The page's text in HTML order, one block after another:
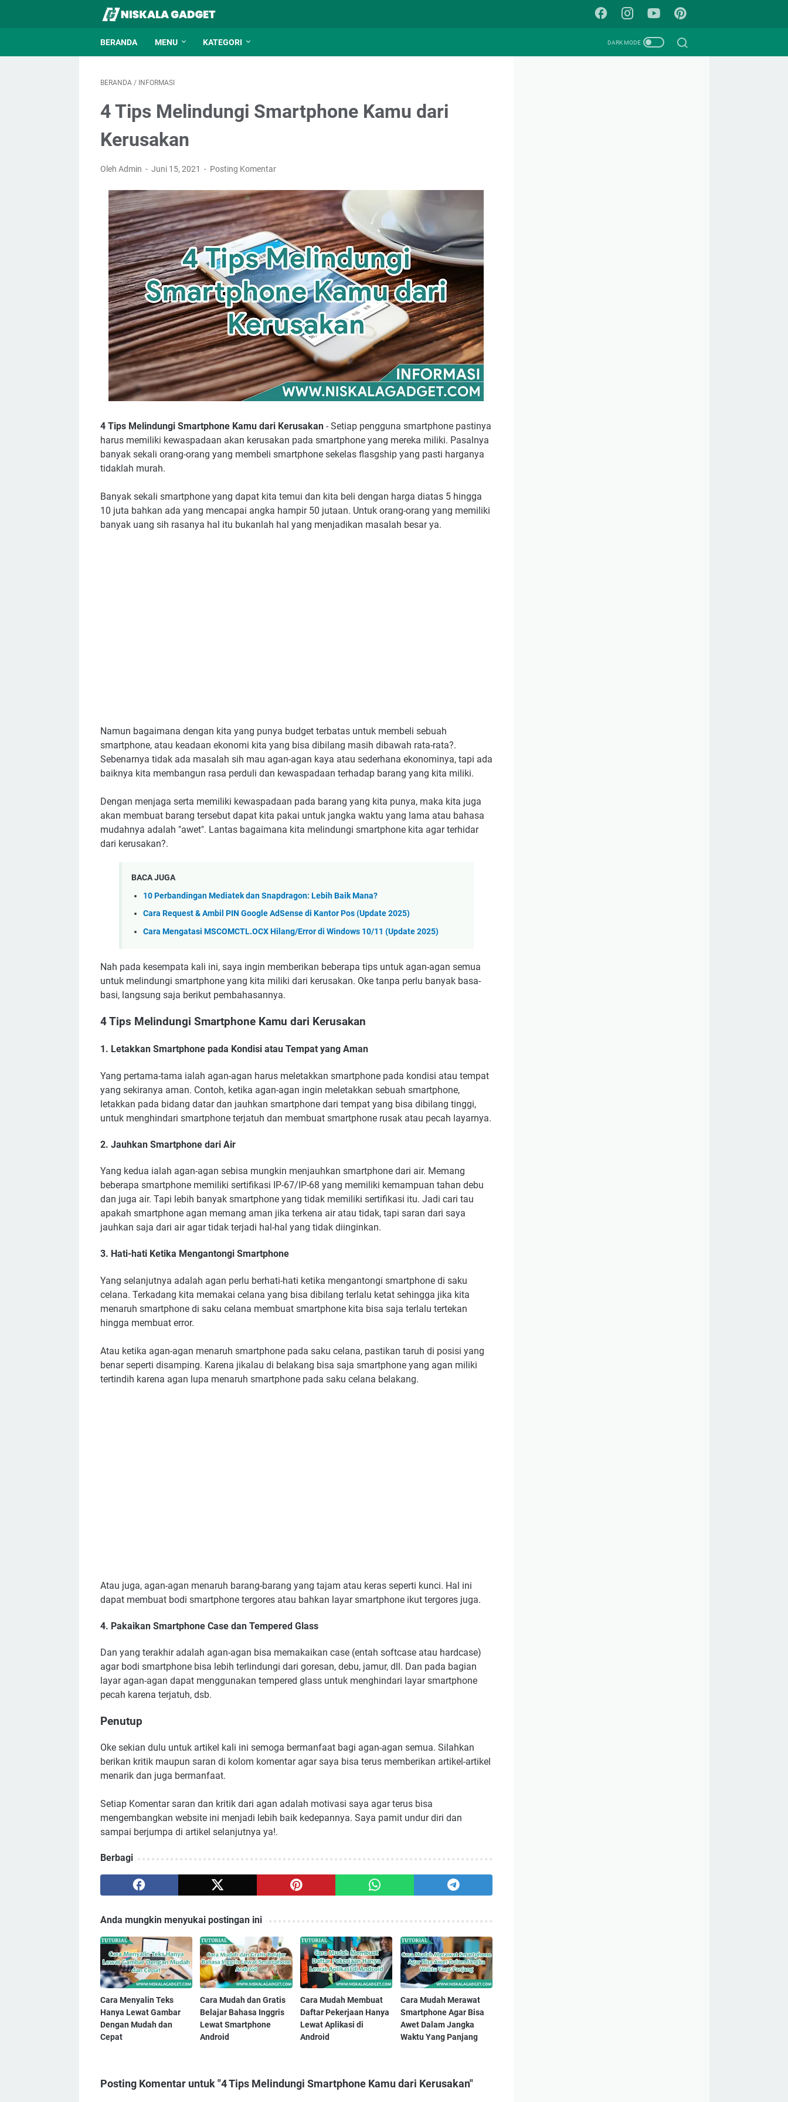
BERANDA MENU KATEGORI
BERANDA / INFORMASI
4 Tips Melindungi Smartphone Kamu dari
Kerusakan
Oleh Admin Juni 15, 2021 Posting Komentar
4 Tips Melindungi Smartphone Kamu dari Kerusakan- Setiap pengguna smartphone pastinya
harus memiliki kewaspadaan akan kerusakan pada smartphone yang mereka miliki. Pasalnya
banyak sekali orang-orang yang membeli smartphone sekelas flasgship yang pasti harganya
tidaklah murah.
Banyak sekali smartphone yang dapat kita temui dan kita beli dengan harga diatas 5 hingga
10 juta bahkan ada yang mencapai angka hampir 50 jutaan. Untuk orang-orang yang memiliki
banyak uang sih rasanya hal itu bukanlah hal yang menjadikan masalah besar ya.
Namun bagaimana dengan kita yang punya budget terbatas untuk membeli sebuah
smartphone, atau keadaan ekonomi kita yang bisa dibilang masih dibawah rata-rata?.
Sebenarnya tidak ada masalah sih mau agan-agan kaya atau sederhana ekonominya, tapi ada
baiknya kita membangun rasa perduli dan kewaspadaan terhadap barang yang kita miliki.
Dengan menjaga serta memiliki kewaspadaan pada barang yang kita punya, maka kita juga
akan membuat barang tersebut dapat kita pakai untuk jangka waktu yang lama atau bahasa
mudahnya adalah "awet". Lantas bagaimana kita melindungi smartphone kita agar terhidar
dari kerusakan?.
BACA JUGA
10 Perbandingan Mediatek dan Snapdragon: Lebih Baik Mana?
Cara Request & Ambil PIN Google AdSense di Kantor Pos (Update 2025)
Cara Mengatasi MSCOMCTL.OCX Hilang/Error di Windows 10/11 (Update 2025)
Nah pada kesempata kali ini, saya ingin memberikan beberapa tips untuk agan-agan semua
untuk melindungi smartphone yang kita miliki dari kerusakan. Oke tanpa perlu banyak basa-
basi, langsung saja berikut pembahasannya.
4 Tips Melindungi Smartphone Kamu dari Kerusakan
1. Letakkan Smartphone pada Kondisi atau Tempat yang Aman
Yang pertama-tama ialah agan-agan harus meletakkan smartphone pada kondisi atau tempat
yang sekiranya aman. Contoh, ketika agan-agan ingin meletakkan sebuah smartphone,
letakkan pada bidang datar dan jauhkan smartphone dari tempat yang bisa dibilang tinggi,
untuk menghindari smartphone terjatuh dan membuat smartphone rusak atau pecah layarnya.
2. Jauhkan Smartphone dari Air
Yang kedua ialah agan-agan sebisa mungkin menjauhkan smartphone dari air. Memang
beberapa smartphone memiliki sertifikasi IP-67/IP-68 yang memiliki kemampuan tahan debu
dan juga air. Tapi lebih banyak smartphone yang tidak memiliki sertifikasi itu. Jadi cari tau
apakah smartphone agan memang aman jika terkena air atau tidak, tapi saran dari saya
jauhkan saja dari air agar tidak terjadi hal-hal yang tidak diinginkan.
3. Hati-hati Ketika Mengantongi Smartphone
Yang selanjutnya adalah agan perlu berhati-hati ketika mengantongi smartphone di saku
celana. Terkadang kita memakai celana yang bisa dibilang terlalu ketat sehingga jika kita
menaruh smartphone di saku celana membuat smartphone kita bisa saja terlalu tertekan
hingga membuat error.
Atau ketika agan-agan menaruh smartphone pada saku celana, pastikan taruh di posisi yang
benar seperti disamping. Karena jikalau di belakang bisa saja smartphone yang agan miliki
tertindih karena agan lupa menaruh smartphone pada saku celana belakang.
Atau juga, agan-agan menaruh barang-barang yang tajam atau keras seperti kunci. Hal ini
dapat membuat bodi smartphone tergores atau bahkan layar smartphone ikut tergores juga.
4. Pakaikan Smartphone Case dan Tempered Glass
Dan yang terakhir adalah agan-agan bisa memakaikan case (entah softcase atau hardcase)
agar bodi smartphone bisa lebih terlindungi dari goresan, debu, jamur, dll. Dan pada bagian
layar agan-agan dapat menggunakan tempered glass untuk menghindari layar smartphone
pecah karena terjatuh, dsb.
Penutup
Oke sekian dulu untuk artikel kali ini semoga bermanfaat bagi agan-agan semua. Silahkan
berikan kritik maupun saran di kolom komentar agar saya bisa terus memberikan artikel-artikel
menarik dan juga bermanfaat.
Setiap Komentar saran dan kritik dari agan adalah motivasi saya agar terus bisa
mengembangkan website ini menjadi lebih baik kedepannya. Saya pamit undur diri dan
sampai berjumpa di artikel selanjutnya ya!.
Berbagi
Anda mungkin menyukai postingan ini
Cara Menyalin Teks
Hanya Lewat Gambar
Dengan Mudah dan
Cepat
Cara Mudah dan Gratis
Belajar Bahasa Inggris
Lewat Smartphone
Android
Cara Mudah Membuat
Daftar Pekerjaan Hanya
Lewat Aplikasi di
Android
Cara Mudah Merawat
Smartphone Agar Bisa
Awet Dalam Jangka
Waktu Yang Panjang
Posting Komentar untuk "4 Tips Melindungi Smartphone Kamu dari Kerusakan"